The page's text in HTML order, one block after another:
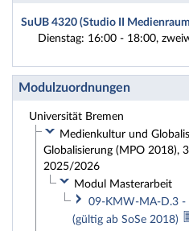
SuUB 4320 (Studio II
Dienstag: 16:00 - 18:00,
Modulzuordnungen
Universität Bremen
Medienkultur und
Globalisierung (MPO 2018),
2025/2026
Modul Masterarbeit
09-KMW-MA-D.3 -
(gültig ab SoSe 2018)